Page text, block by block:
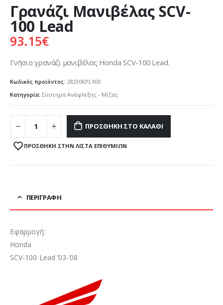
Γρανάζι Μανιβέλας SCV-
100 Lead
93.15€
Γνήσιο γρανάζι μανιβέλας Honda SCV-100 Lead.
Κωδικός προϊόντος: 28230KPL900
Κατηγορία: Σύστημα Ανάφλεξης - Μίζας
ΠΡΟΣΘΉΚΗ ΣΤΟ ΚΑΛΆΘΙ
ΠΡΌΣΘΉΚΗ ΣΤΗΝ ΛΊΣΤΑ ΕΠΙΘΥΜΙΏΝ
ΠΕΡΙΓΡΑΦΉ
Εφαρμογή:
Honda
SCV-100 Lead ’03-’08